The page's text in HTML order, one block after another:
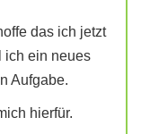
das ich jetzt
ich ein neues
Aufgabe.
hierfür.